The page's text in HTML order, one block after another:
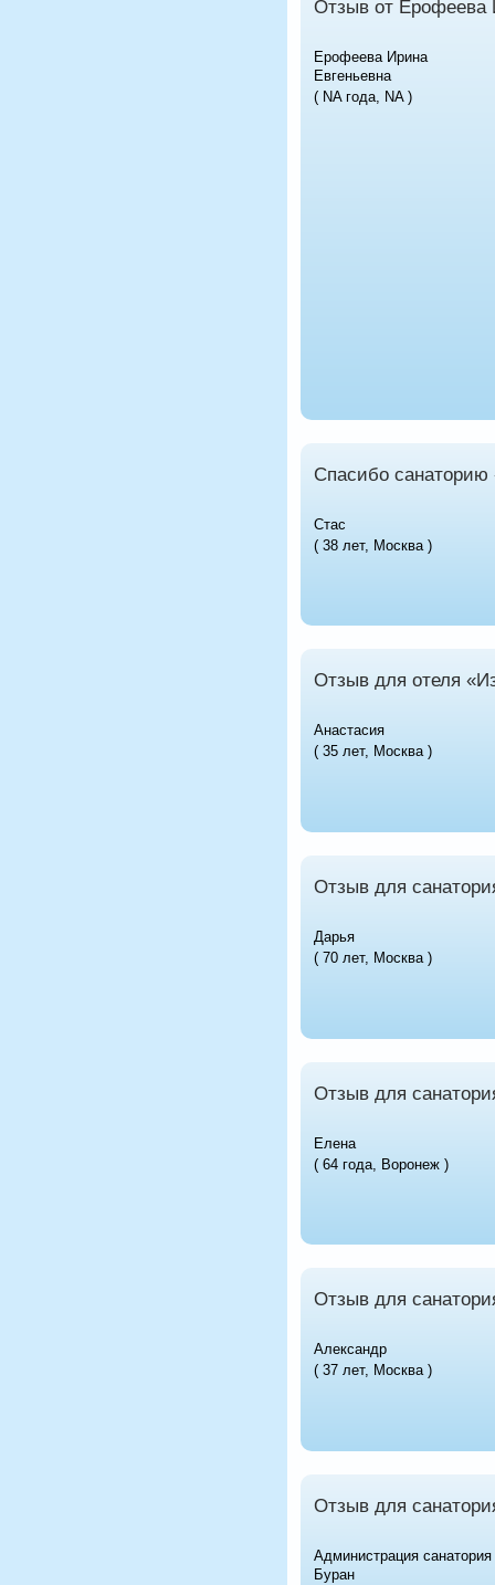
Отзыв от Ерофеева
Ерофеева Ирина
Евгеньевна
( NA года, NA )
Спасибо санаторию
Стас
( 38 лет, Москва )
Отзыв для отеля
Анастасия
( 35 лет, Москва )
Отзыв для
Дарья
( 70 лет, Москва )
Отзыв для
Елена
( 64 года, Воронеж )
Отзыв для
Александр
( 37 лет, Москва )
Отзыв для
Администрация санатория
Буран